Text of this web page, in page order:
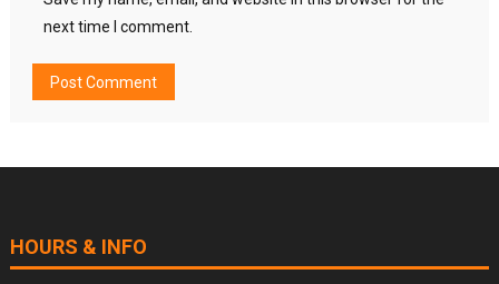
next time I comment.
HOURS & INFO